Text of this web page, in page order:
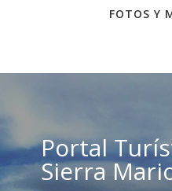
FOTOS Y
Portal
Sierra